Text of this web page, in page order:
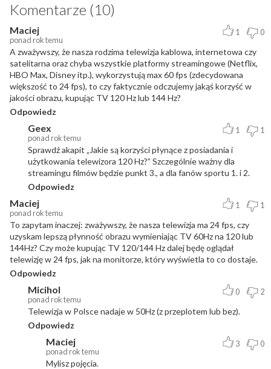
Komentarze (10)
Maciej
ponad rok temu
1 0
A zważywszy, że nasza rodzima telewizja kablowa, internetowa czy
satelitarna oraz chyba wszystkie platformy streamingowe (Netflix,
HBO Max, Disney itp.), wykorzystują max 60 fps (zdecydowana
większość to 24 fps), to czy faktycznie odczujemy jakąś korzyść w
jakości obrazu, kupując TV 120 Hz lub 144 Hz?
Odpowiedz
Geex
ponad rok temu
1 1
Sprawdź akapit „Jakie są korzyści płynące z posiadania i
użytkowania telewizora 120 Hz?” Szczególnie ważny dla
streamingu filmów będzie punkt 3., a dla fanów sportu 1. i 2.
Odpowiedz
Maciej
ponad rok temu
1 1
To zapytam inaczej: zważywszy, że nasza telewizja ma 24 fps, czy
uzyskam lepszą płynność obrazu wymieniając TV 60Hz na 120 lub
144Hz? Czy może kupując TV 120/144 Hz dalej będę oglądał
telewizję w 24 fps, jak na monitorze, który wyświetla to co dostaje.
Odpowiedz
Micihol
ponad rok temu
0 2
Telewizja w Polsce nadaje w 50Hz (z przeplotem lub bez).
Odpowiedz
Maciej
ponad rok temu
3 0
Mylisz pojęcia.